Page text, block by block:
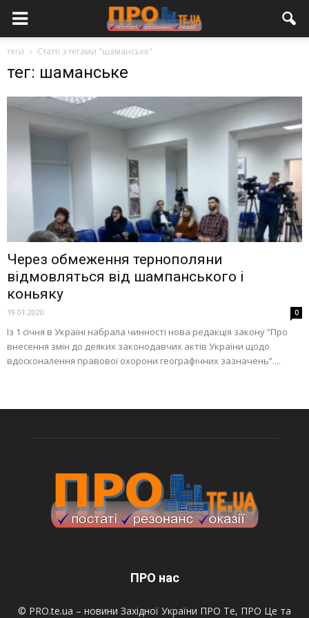
теги Статті з тегами "шаманське"
тег: шаманське
Через обмеження тернополяни
відмовляться від шампанського і
коньяку
19.01.2020 0
Із 1 січня в Україні набрала чинності нова редакція закону “Про
внесення змін до деяких законодавчих актів України щодо
вдосконалення правової охорони географічних зазначень”....
ПРО нас
© PRO.te.ua – новини Західної України ПРО Те, ПРО Це та